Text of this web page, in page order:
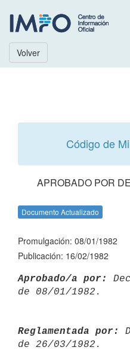
Volver
Código de
APROBADO POR
Documento Actualizado
Promulgación: 08/01/1982
Publicación: 16/02/1982
Aprobado/a por:
Reglamentada por: